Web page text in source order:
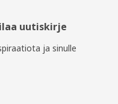
uutiskirje
ja sinulle